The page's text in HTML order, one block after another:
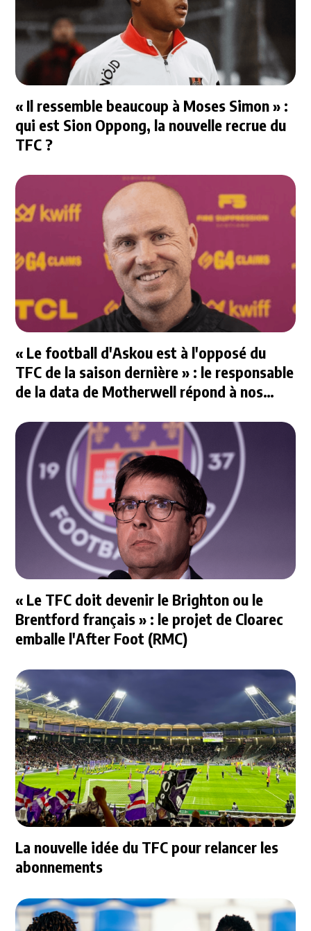
« Il ressemble beaucoup à Moses Simon » :
qui est Sion Oppong, la nouvelle recrue du
TFC ?
« Le football d'Askou est à l'opposé du
TFC de la saison dernière » : le responsable
de la data de Motherwell répond à nos
« Le TFC doit devenir le Brighton ou le
Brentford français » : le projet de Cloarec
emballe l'After Foot (RMC)
La nouvelle idée du TFC pour relancer les
abonnements